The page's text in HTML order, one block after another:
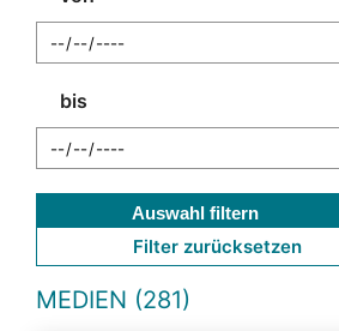
bis
Auswahl filtern
Filter zurücksetzen
MEDIEN (281)